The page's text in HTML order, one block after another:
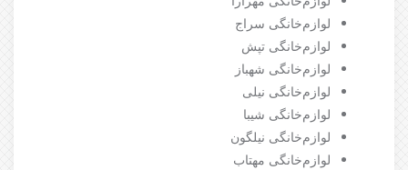
لوازم‌خانگی سراج
لوازم‌خانگی تپش
لوازم‌خانگی شهباز
لوازم‌خانگی نیلی
لوازم‌خانگی شیبا
لوازم‌خانگی نیلگون
لوازم‌خانگی مهتاب